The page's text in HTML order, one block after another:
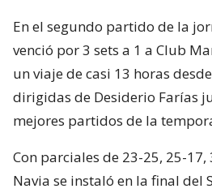
En el segundo partido de la
venció por 3 sets a 1 a Club
un viaje de casi 13 horas
dirigidas de Desiderio Farías
mejores partidos de la
Con parciales de 23-25, 25-17,
Navia se instaló en la final del